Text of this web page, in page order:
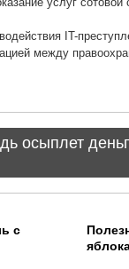
IT-
между
с